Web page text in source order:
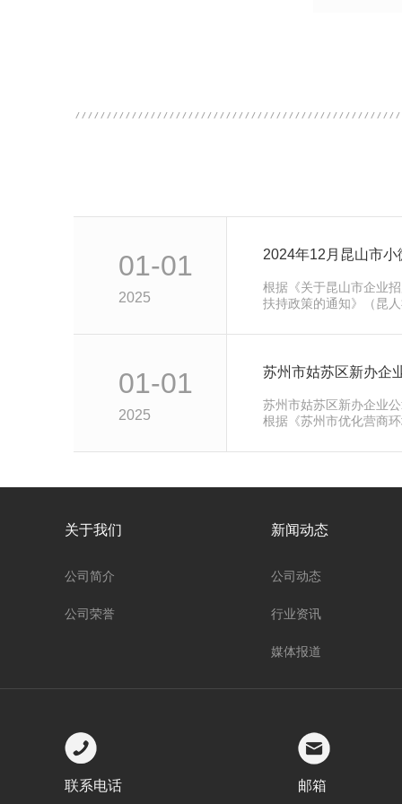
01-01
2025
根据《关于昆山市企业
扶持政策的通知》（昆
保险补贴名单进行公示
57899750反馈。...
01-01
2025
苏州市姑苏区新办企业
根据《苏州市优化营商
章费用补贴范围为自
的所有姑苏区新办企业
关于我们
公司简介
公司荣誉
新闻动态
公司动态
行业资讯
媒体报道
联系电话 邮箱